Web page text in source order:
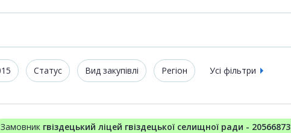
Статус Вид закупівлі Регіон Усі фільтри
Замовник гвіздецький ліцей гвіздецької селищної ради - 20566873